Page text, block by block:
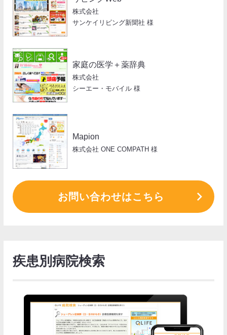
株式会社
サンケイリビング新聞社 様
家庭の医学＋薬辞典
株式会社
シーエー・モバイル 様
Mapion
株式会社 ONE COMPATH 様
お問い合わせはこちら
疾患別病院検索